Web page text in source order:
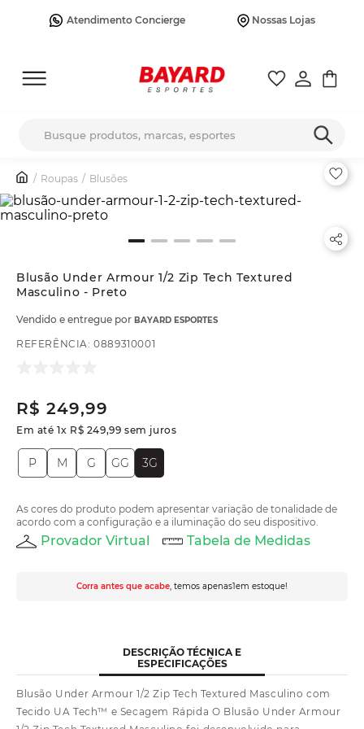
Atendimento Concierge Nossas Lojas
Roupas Blusões
Blusão Under Armour 1/2 Zip Tech Textured
Masculino - Preto
Vendido e entregue por BAYARD ESPORTES
REFERÊNCIA:0889310001
R$ 249,99
Em até1x R$ 249,99 sem juros
3G
G GG
M
P
As cores do produto podem apresentar variação de tonalidade de
acordo com a configuração e a iluminação do seu dispositivo.
Provador Virtual Tabela de Medidas
Corra antes que acabe , temos apenas1em estoque!
DESCRIÇÃO TÉCNICA E
ESPECIFICAÇÕES
Blusão Under Armour 1/2 Zip Tech Textured Masculino com
Tecido UA Tech™ e Secagem Rápida O Blusão Under Armour